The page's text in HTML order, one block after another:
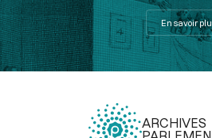
En savoir
ARCHIVES